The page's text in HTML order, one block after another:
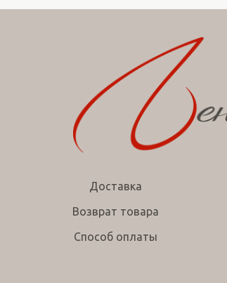
Возврат товара
Способ оплаты
Доставка